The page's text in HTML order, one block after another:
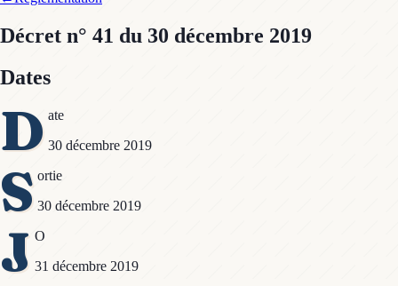
Décret n° 41 du 30 décembre 2019
Dates
D ate
30 décembre 2019
S ortie
30 décembre 2019
J O
31 décembre 2019